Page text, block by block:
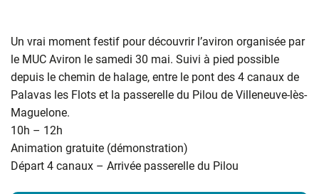
Un vrai moment festif pour découvrir l’aviron organisée par
le MUC Aviron le samedi 30 mai. Suivi à pied possible
depuis le chemin de halage, entre le pont des 4 canaux de
Palavas les Flots et la passerelle du Pilou de Villeneuve-lès-
Maguelone.
10h – 12h
Animation gratuite (démonstration)
Départ 4 canaux – Arrivée passerelle du Pilou